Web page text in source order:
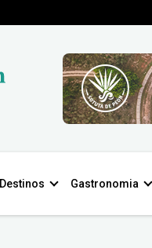
Destinos Gastronomia